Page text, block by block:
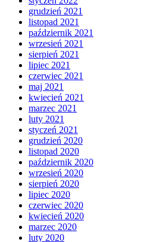
grudzień 2021
listopad 2021
październik 2021
wrzesień 2021
sierpień 2021
lipiec 2021
czerwiec 2021
maj 2021
kwiecień 2021
marzec 2021
luty 2021
styczeń 2021
grudzień 2020
listopad 2020
październik 2020
wrzesień 2020
sierpień 2020
lipiec 2020
czerwiec 2020
kwiecień 2020
marzec 2020
luty 2020